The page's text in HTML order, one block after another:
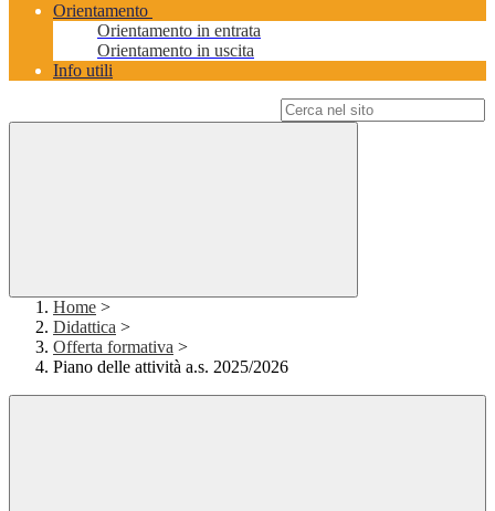
Orientamento
Orientamento in entrata
Orientamento in uscita
Info utili
Home >
Didattica >
Offerta formativa >
Piano delle attività a.s. 2025/2026